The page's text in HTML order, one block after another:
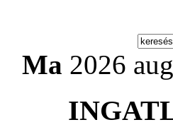
Ma 2026